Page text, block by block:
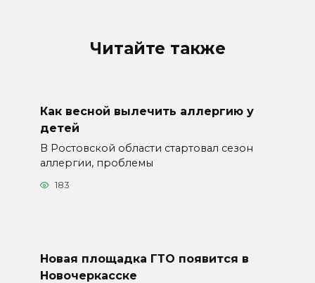
Читайте также
Как весной вылечить аллергию у
детей
В Ростовской области стартовал сезон
аллергии, проблемы
183
Новая площадка ГТО появится в
Новочеркасске